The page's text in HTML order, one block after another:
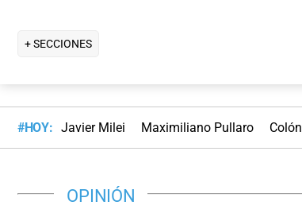
+ SECCIONES
#HOY: Javier Milei Maximiliano Pullaro Colón
OPINIÓN